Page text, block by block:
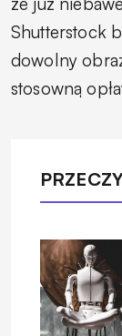
Shutterstock
dowolny
stosowną